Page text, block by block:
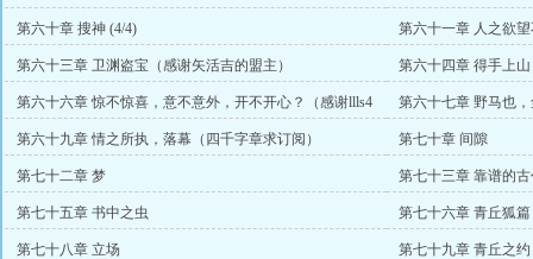
第六十章 搜神 (4/4) 第六十一章 人之欲
第六十三章 卫渊盗宝（感谢矢活吉的盟主） 第六十四章 得手上
第六十六章 惊不惊喜，意不意外，开不开心？（感谢llls4
一万五千起点币
第六十七章 野马也
第六十九章 情之所执，落幕（四千字章求订阅） 第七十章 间隙
第七十二章 梦 第七十三章 靠谱的
第七十五章 书中之虫 第七十六章 青丘狐篇
第七十八章 立场 第七十九章 青丘之约